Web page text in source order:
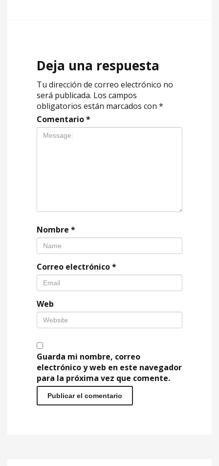
Deja una respuesta
Tu dirección de correo electrónico no
será publicada. Los campos
obligatorios están marcados con *
Comentario*
Nombre *
Correo electrónico*
Web
Guarda mi nombre, correo
electrónico y web en este navegador
para la próxima vez que comente.